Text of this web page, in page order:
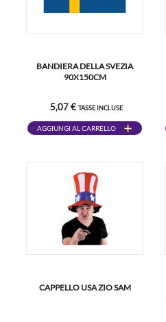
BANDIERA DELLA SVEZIA
90X150CM
5,07 € TASSE INCLUSE
AGGIUNGI AL CARRELLO
CAPPELLO USA ZIO SAM